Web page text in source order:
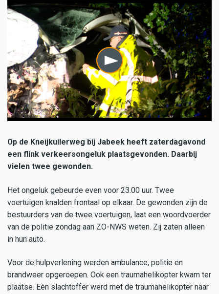
Op de Kneijkuilerweg bij Jabeek heeft zaterdagavond
een flink verkeersongeluk plaatsgevonden. Daarbij
vielen twee gewonden.
Het ongeluk gebeurde even voor 23.00 uur. Twee
voertuigen knalden frontaal op elkaar. De gewonden zijn de
bestuurders van de twee voertuigen, laat een woordvoerder
van de politie zondag aan ZO-NWS weten. Zij zaten alleen
in hun auto.
Voor de hulpverlening werden ambulance, politie en
brandweer opgeroepen. Ook een traumahelikopter kwam ter
plaatse. Eén slachtoffer werd met de traumahelikopter naar